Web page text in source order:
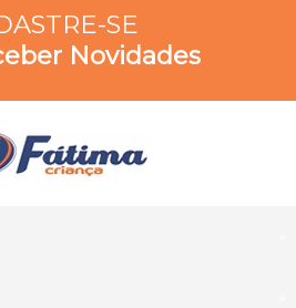
SE
Novidades